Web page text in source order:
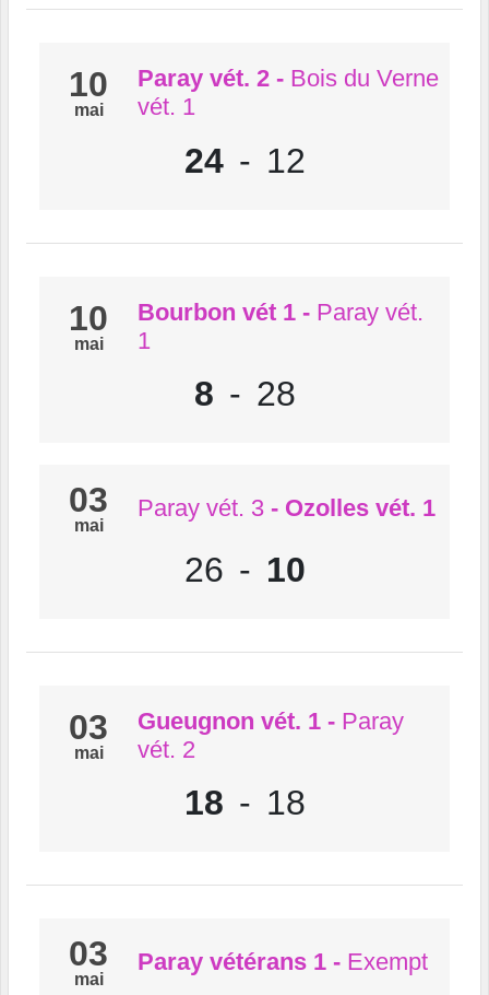
10
mai
Paray vét. 2 - Bois du Verne
vét. 1
24 - 12
10
mai
Bourbon vét 1 - Paray vét.
1
8 - 28
03
mai
Paray vét. 3 - Ozolles vét. 1
26 - 10
03
mai
Gueugnon vét. 1 - Paray
vét. 2
18 - 18
03
mai
Paray vétérans 1 - Exempt